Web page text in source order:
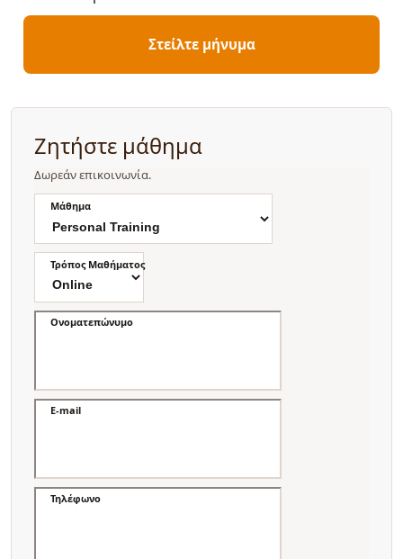
Στείλτε μήνυμα
Ζητήστε μάθημα
Δωρεάν επικοινωνία.
Μάθημα
Τρόπος Μαθήματος
Ονοματεπώνυμο
E-mail
Τηλέφωνο